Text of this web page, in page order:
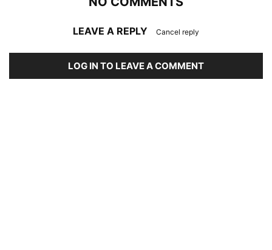
LEAVE A REPLY Cancel reply
LOG IN TO LEAVE A COMMENT